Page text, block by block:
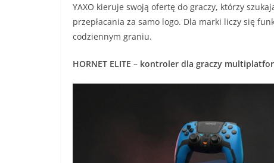
YAXO kieruje swoją ofertę do graczy, którzy
przepłacania za samo logo. Dla marki liczy się
codziennym graniu.
HORNET ELITE – kontroler dla graczy